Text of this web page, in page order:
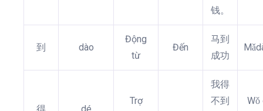
钱。
到 dào
Động
từ
Đến
马到
成功
得 dé
Trợ
我得
不到
Wǒ